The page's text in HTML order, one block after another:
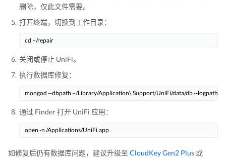
删除，仅此文件需要。
打开终端，切换到工作目录：
cd ~/repair
关闭或停止 UniFi。
执行数据库修复：
mongod --dbpath ~/Library/Application\ Support/UniFi/data/db --logpath
通过 Finder 打开 UniFi 应用：
open -n /Applications/UniFi.app
如修复后仍有数据库问题，建议升级至 CloudKey Gen2 Plus 或